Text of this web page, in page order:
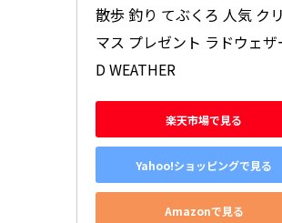
散歩 釣り てぶくろ 人気 ク
マス プレゼント ラドウェザ
D WEATHER
楽天市場で見る
Yahoo!ショッピングで見る
Amazonで見る